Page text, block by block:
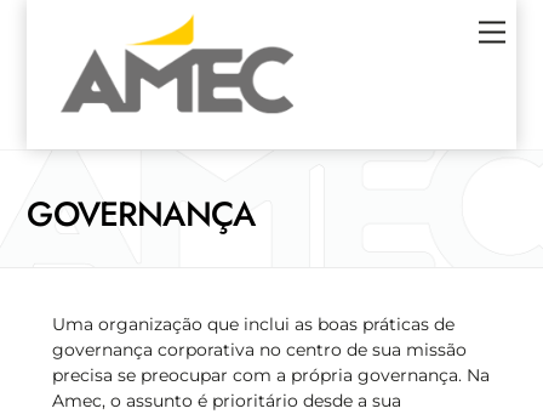
GOVERNANÇA
Uma organização que inclui as boas práticas de
governança corporativa no centro de sua missão
precisa se preocupar com a própria governança. Na
Amec, o assunto é prioritário desde a sua